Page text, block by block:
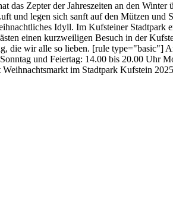
das Zepter der Jahreszeiten an den Winter
legen sich sanft auf den Mützen und
Idyll. Im Kufsteiner Stadtpark
einen kurzweiligen Besuch in der
die wir alle so lieben. [rule type="basic"]
und Feiertag: 14.00 bis 20.00 Uhr
im Stadtpark Kufstein